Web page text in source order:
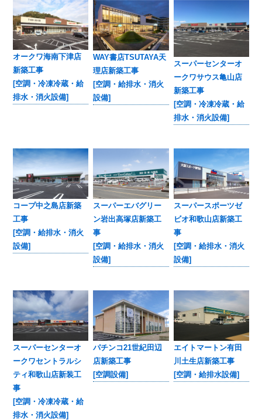
オークワ海南下津店
新築工事
[空調・冷凍冷蔵・給
排水・消火設備]
WAY書店TSUTAYA天
理店新築工事
[空調・給排水・消火
設備]
スーパーセンターオ
ークワサウス亀山店
新築工事
[空調・冷凍冷蔵・給
排水・消火設備]
コープ中之島店新築
工事
[空調・給排水・消火
設備]
スーパーエバグリー
ン岩出高塚店新築工
事
[空調・給排水・消火
設備]
スーパースポーツゼ
ビオ和歌山店新築工
事
[空調・給排水・消火
設備]
スーパーセンターオ
ークワセントラルシ
ティ和歌山店新装工
事
[空調・冷凍冷蔵・給
排水・消火設備]
パチンコ21世紀田辺
店新築工事
[空調設備]
エイトマートン有田
川土生店新築工事
[空調・給排水設備]